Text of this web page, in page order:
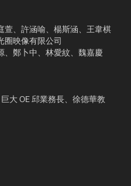
萱、許涵喻、楊斯涵、王韋棋
圈映像有限公司
、鄭卜中、林愛紋、魏嘉慶
大 OE 邱業務長、徐德華教